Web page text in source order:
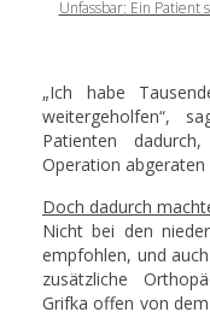
Unfassbar: Ein
„Ich habe
weitergeholfen“,
Patienten
Operation abgeraten
Doch dadurch
Nicht bei den
empfohlen, und
zusätzliche
Grifka offen von